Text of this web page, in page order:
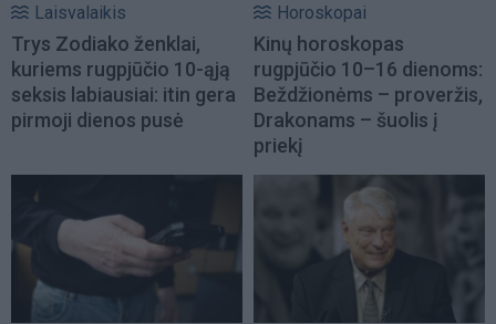
Laisvalaikis
Trys Zodiako ženklai,
kuriems rugpjūčio 10-ąją
seksis labiausiai: itin gera
pirmoji dienos pusė
Horoskopai
Kinų horoskopas
rugpjūčio 10–16 dienoms:
Beždžionėms – proveržis,
Drakonams – šuolis į
priekį